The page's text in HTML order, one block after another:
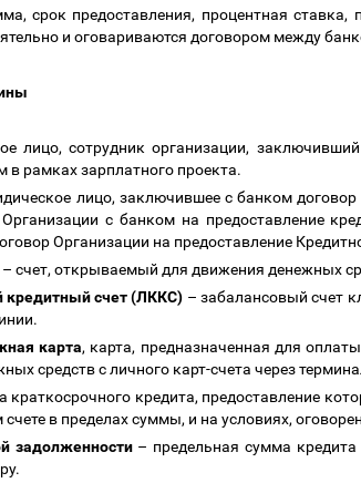
срок предоставления, процентная
и оговариваются договором между
лицо, сотрудник организации,
рамках зарплатного проекта.
лицо, заключившее с банком
с банком на предоставление
Организации на предоставление
– счет, открываемый для движения денежных
счет (ЛККС) – забалансовый счет
карта, карта, предназначенная для
средств с личного карт-счета через
краткосрочного кредита, предоставление
в пределах суммы, и на условиях,
задолженности – предельная сумма